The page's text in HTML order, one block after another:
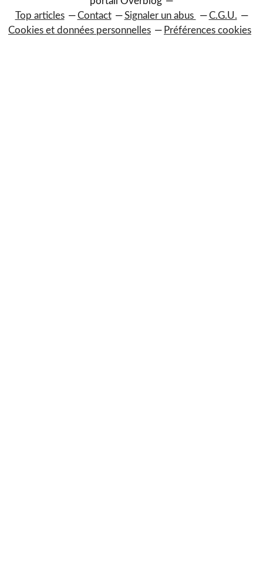
Top articles
Contact Signaler un abus
C.G.U.
Cookies et données personnelles
Préférences cookies